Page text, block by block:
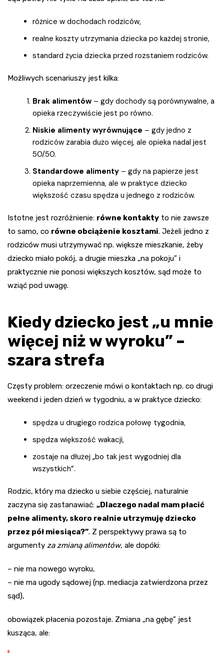
różnice w dochodach rodziców,
realne koszty utrzymania dziecka po każdej stronie,
standard życia dziecka przed rozstaniem rodziców.
Możliwych scenariuszy jest kilka:
Brak alimentów – gdy dochody są porównywalne, a
opieka rzeczywiście jest po równo.
Niskie alimenty wyrównujące – gdy jedno z
rodziców zarabia dużo więcej, ale opieka nadal jest
50/50.
Standardowe alimenty – gdy na papierze jest
opieka naprzemienna, ale w praktyce dziecko
większość czasu spędza u jednego z rodziców.
Istotne jest rozróżnienie: równe kontakty to nie zawsze
to samo, co równe obciążenie kosztami. Jeżeli jedno z
rodziców musi utrzymywać np. większe mieszkanie, żeby
dziecko miało pokój, a drugie mieszka „na pokoju” i
praktycznie nie ponosi większych kosztów, sąd może to
wziąć pod uwagę.
Kiedy dziecko jest „u mnie
więcej niż w wyroku” –
szara strefa
Częsty problem: orzeczenie mówi o kontaktach np. co drugi
weekend i jeden dzień w tygodniu, a w praktyce dziecko:
spędza u drugiego rodzica połowę tygodnia,
spędza większość wakacji,
zostaje na dłużej „bo tak jest wygodniej dla
wszystkich”.
Rodzic, który ma dziecko u siebie częściej, naturalnie
zaczyna się zastanawiać: „Dlaczego nadal mam płacić
pełne alimenty, skoro realnie utrzymuję dziecko
przez pół miesiąca?”. Z perspektywy prawa są to
argumenty za zmianą alimentów, ale dopóki:
– nie ma nowego wyroku,
– nie ma ugody sądowej (np. mediacja zatwierdzona przez
sąd),
obowiązek płacenia pozostaje. Zmiana „na gębę” jest
kusząca, ale: